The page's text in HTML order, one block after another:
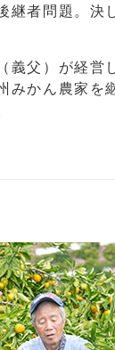
継者問題。決
義父）が経営
みかん農家を